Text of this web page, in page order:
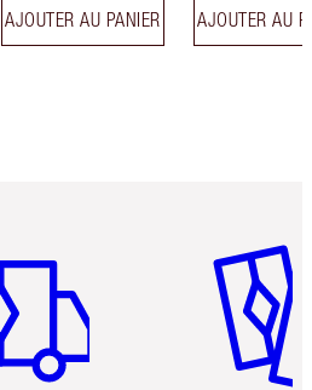
AJOUTER AU PANIER AJOUTER AU